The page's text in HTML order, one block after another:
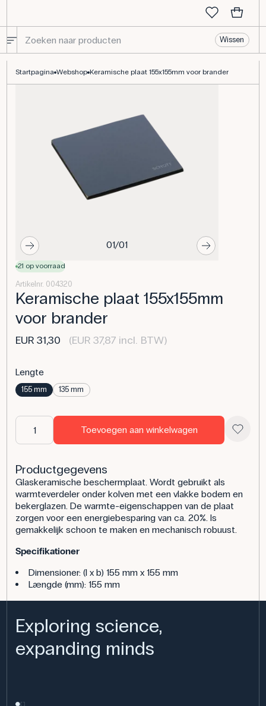
Wissen
Startpagina Webshop Keramische plaat 155x155mm voor brander
01/01
21 op voorraad
Artikelnr. 004320
Keramische plaat 155x155mm
voor brander
EUR 31,30 (EUR 37,87 incl. BTW)
Lengte
155 mm 135 mm
Toevoegen aan winkelwagen
Productgegevens
Glaskeramische beschermplaat. Wordt gebruikt als
warmteverdeler onder kolven met een vlakke bodem en
bekerglazen. De warmte-eigenschappen van de plaat
zorgen voor een energiebesparing van ca. 20%. Is
gemakkelijk schoon te maken en mechanisch robuust.
Specifikationer
Dimensioner: (l x b) 155 mm x 155 mm
Længde (mm): 155 mm
Exploring science,
expanding minds